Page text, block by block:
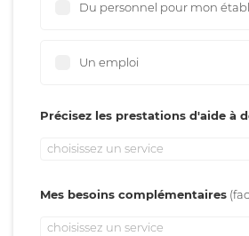
Du personnel pour mon
Un emploi
Précisez les prestations d'aide à
choisissez un service
Mes besoins complémentaires
choisissez un service